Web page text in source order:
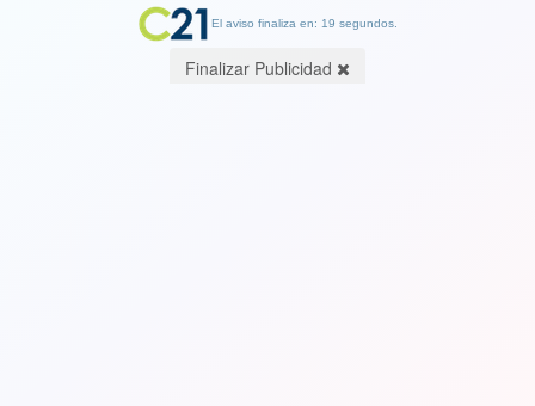
El aviso finaliza en: 19 segundos.
Finalizar Publicidad